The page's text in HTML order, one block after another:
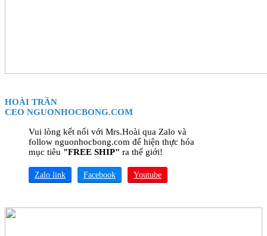
HOÀI TRẦN
CEO NGUONHOCBONG.COM
Vui lòng kết nối với Mrs.Hoài qua Zalo và
follow nguonhocbong.com để hiện thực hóa
mục tiêu "FREE SHIP" ra thế giới!
Zalo link Facebook Youtube